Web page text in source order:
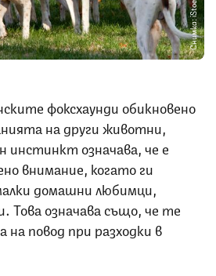
Снимка: iStock
фоксхаунди обикновено
на други животни,
инстинкт означава, че е
внимание, когато ги
домашни любимци,
Това означава също, че те
на повод при разходки в